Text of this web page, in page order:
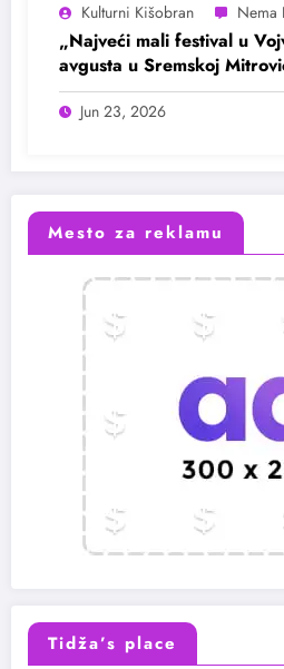
Kulturni Kišobran
„Najveći mali festival u
avgusta u Sremskoj
Jun 23, 2026
Mesto za reklamu
Tidža’s place